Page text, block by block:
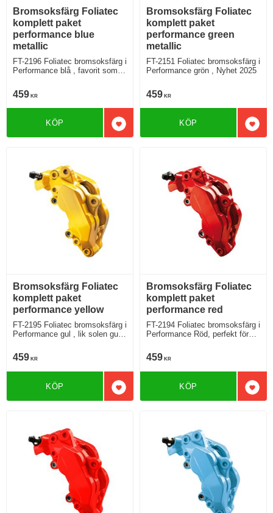
Bromsoksfärg Foliatec
komplett paket
performance blue
metallic
FT-2196 Foliatec bromsoksfärg i
Performance blå , favorit som
459 KR
Lägg till i favoriter
KÖP
Bromsoksfärg Foliatec
komplett paket
performance green
metallic
FT-2151 Foliatec bromsoksfärg i
Performance grön , Nyhet 2025
459 KR
KÖP
Bromsoksfärg Foliatec
komplett paket
performance yellow
FT-2195 Foliatec bromsoksfärg i
Performance gul , lik solen gul
459 KR
Lägg till i favoriter
KÖP
Bromsoksfärg Foliatec
komplett paket
performance red
FT-2194 Foliatec bromsoksfärg i
Performance Röd, perfekt för
på mindre hetsiga modeller
459 KR
KÖP